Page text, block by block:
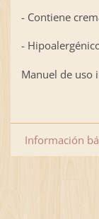
- Contiene
-
Manuel de uso
Información